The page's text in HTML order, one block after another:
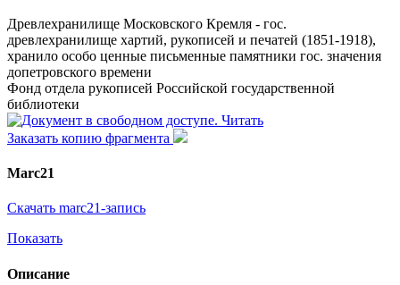
Древлехранилище Московского Кремля - гос.
древлехранилище хартий, рукописей и печатей (1851-1918),
хранило особо ценные письменные памятники гос. значения
допетровского времени
Фонд отдела рукописей Российской государственной
библиотеки
Читать
Заказать копию фрагмента
Marc21
Скачать marc21-запись
Показать
Описание